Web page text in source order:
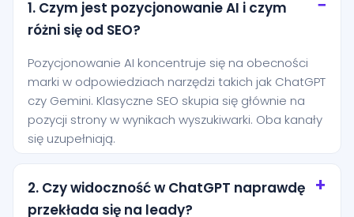
1. Czym jest pozycjonowanie AI i czym
różni się od SEO?
Pozycjonowanie AI koncentruje się na obecności
marki w odpowiedziach narzędzi takich jak ChatGPT
czy Gemini. Klasyczne SEO skupia się głównie na
pozycji strony w wynikach wyszukiwarki. Oba kanały
się uzupełniają.
2. Czy widoczność w ChatGPT naprawdę
przekłada się na leady?